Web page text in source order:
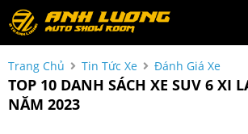
Trang Chủ Tin Tức Xe Đánh Giá Xe
TOP 10 DANH SÁCH XE SUV 6 XI
NĂM 2023